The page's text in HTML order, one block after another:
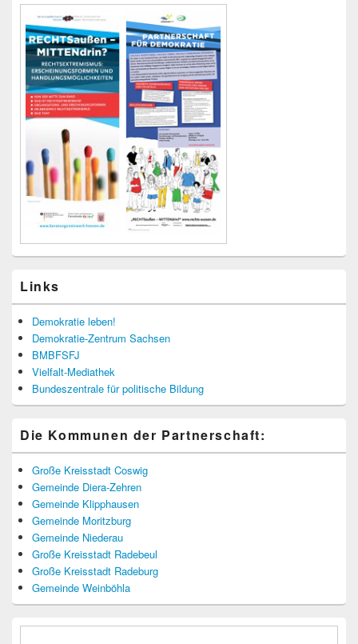
Links
Demokratie leben!
Demokratie-Zentrum Sachsen
BMBFSFJ
Vielfalt-Mediathek
Bundeszentrale für politische Bildung
Die Kommunen der Partnerschaft:
Große Kreisstadt Coswig
Gemeinde Diera-Zehren
Gemeinde Klipphausen
Gemeinde Moritzburg
Gemeinde Niederau
Große Kreisstadt Radebeul
Große Kreisstadt Radeburg
Gemeinde Weinböhla